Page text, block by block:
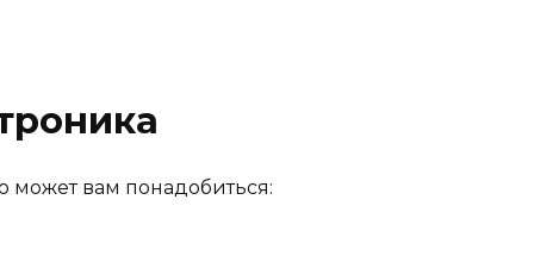
может вам понадобиться: